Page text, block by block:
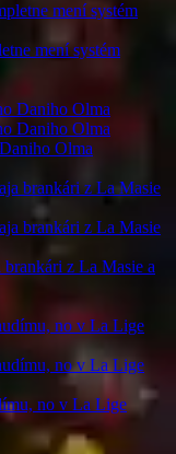
mení systém
Olma
z La Masie a
no v La Lige